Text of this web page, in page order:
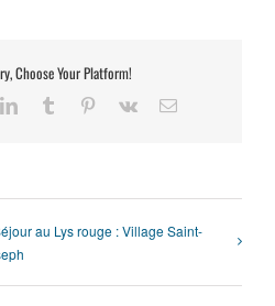
Choose Your Platform!
LinkedInTumblr Pinterest
Vk Email
au Lys rouge : Village Saint-